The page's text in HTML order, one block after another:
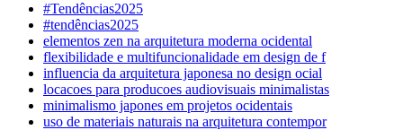
#Tendências2025
#tendências2025
elementos zen na arquitetura moderna ocidental
flexibilidade e multifuncionalidade em design de f
influencia da arquitetura japonesa no design ocial
locacoes para producoes audiovisuais minimalistas
minimalismo japones em projetos ocidentais
uso de materiais naturais na arquitetura contempor